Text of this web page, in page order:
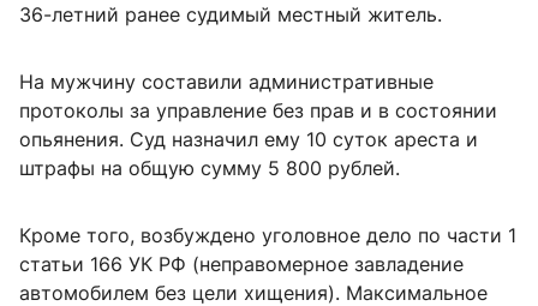
36-летний ранее судимый местный житель.
На мужчину составили административные
протоколы за управление без прав и в состоянии
опьянения. Суд назначил ему 10 суток ареста и
штрафы на общую сумму 5 800 рублей.
Кроме того, возбуждено уголовное дело по части 1
статьи 166 УК РФ (неправомерное завладение
автомобилем без цели хищения). Максимальное